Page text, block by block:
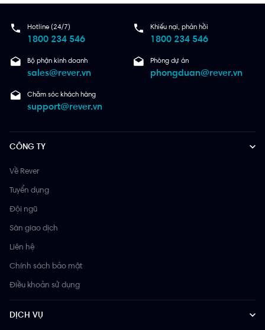
Hotline (24/7)
1800 234 546
Khiếu nại, phản hồi
1800 234 546
Bộ phận kinh doanh
sales@rever.vn
Phòng dự án
phongduan@rever.vn
Chăm sóc khách hàng
support@rever.vn
CÔNG TY
Về Rever
Tuyển dụng
Đội ngũ
Sàn giao dịch
Liên hệ
Chính sách bảo mật
Điều khoản sử dụng
DỊCH VỤ